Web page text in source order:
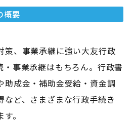
概要
策、事業承継に強い大友行政
・事業承継はもちろん。行政書
助成金・補助金受給・資金調
など、さまざまな行政手続き
。